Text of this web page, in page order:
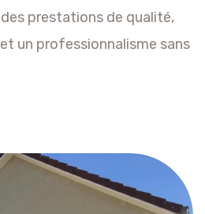
prestations de qualité,
un professionnalisme sans